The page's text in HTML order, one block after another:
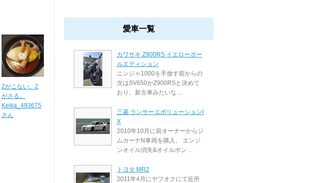
2がこない。2
がさる。
Keika_493675
さん
愛車一覧
カワサキ Z900RS イエローボー
ルエディション
ニンジャ1000を手放す前からの
次はSV650かZ900RSと決めて
おり、新古車みたいな ...
三菱 ランサーエボリューションI
X
2010年10月に前オーナーからジ
ムカーナN車両を購入。 エンジ
ンオイル消失&オイルポン ...
トヨタ MR2
2011年4月にヤフオクにて近所